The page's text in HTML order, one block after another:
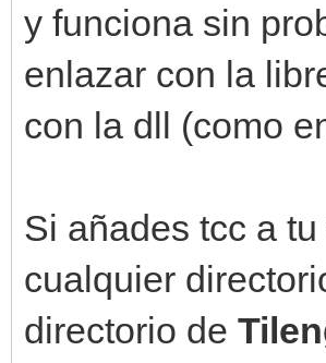
y funciona sin
enlazar con la
con la dll (como
Si añades tcc a
cualquier
directorio de